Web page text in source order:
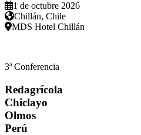
1 de octubre 2026
Chillán, Chile
MDS Hotel Chillán
3ª Conferencia
Redagrícola
Chiclayo
Olmos
Perú